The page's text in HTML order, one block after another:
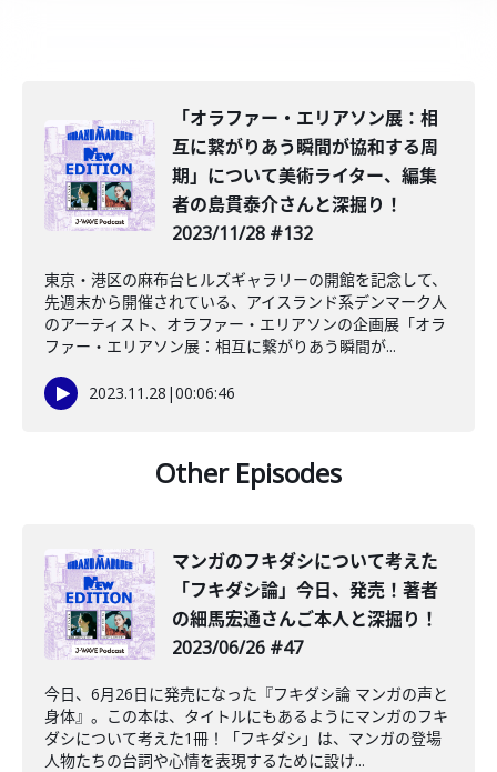
「オラファー・エリアソン展：相
互に繋がりあう瞬間が協和する周
期」について美術ライター、編集
者の島貫泰介さんと深掘り！
2023/11/28 #132
東京・港区の麻布台ヒルズギャラリーの開館を記念して、
先週末から開催されている、アイスランド系デンマーク人
のアーティスト、オラファー・エリアソンの企画展「オラ
ファー・エリアソン展：相互に繋がりあう瞬間が...
2023.11.28 |00:06:46
Other Episodes
マンガのフキダシについて考えた
「フキダシ論」今日、発売！著者
の細馬宏通さんご本人と深掘り！
2023/06/26 #47
今日、6月26日に発売になった『フキダシ論 マンガの声と
身体』。この本は、タイトルにもあるようにマンガのフキ
ダシについて考えた1冊！「フキダシ」は、マンガの登場
人物たちの台詞や心情を表現するために設け...